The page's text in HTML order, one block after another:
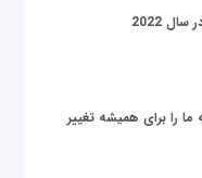
را برای همیشه تغییر